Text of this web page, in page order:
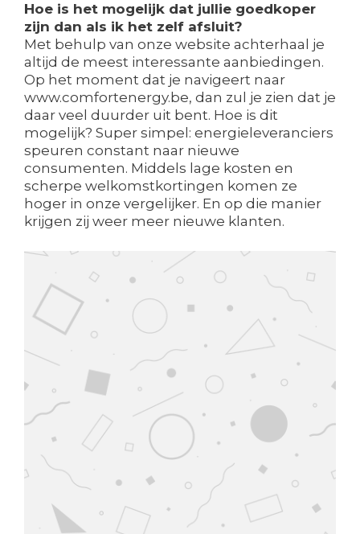
Hoe is het mogelijk dat jullie goedkoper
zijn dan als ik het zelf afsluit?
Met behulp van onze website achterhaal je
altijd de meest interessante aanbiedingen.
Op het moment dat je navigeert naar
www.comfortenergy.be, dan zul je zien dat je
daar veel duurder uit bent. Hoe is dit
mogelijk? Super simpel: energieleveranciers
speuren constant naar nieuwe
consumenten. Middels lage kosten en
scherpe welkomstkortingen komen ze
hoger in onze vergelijker. En op die manier
krijgen zij weer meer nieuwe klanten.